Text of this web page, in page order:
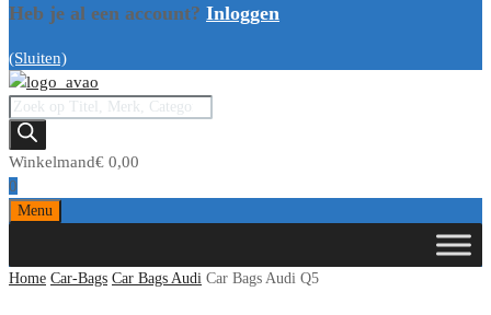
Heb je al een account? Inloggen
(Sluiten)
Producten
zoeken
Winkelmand€ 0,00
0
Ga
inhoud
Menu
Home Car-Bags Car Bags Audi Car Bags Audi Q5